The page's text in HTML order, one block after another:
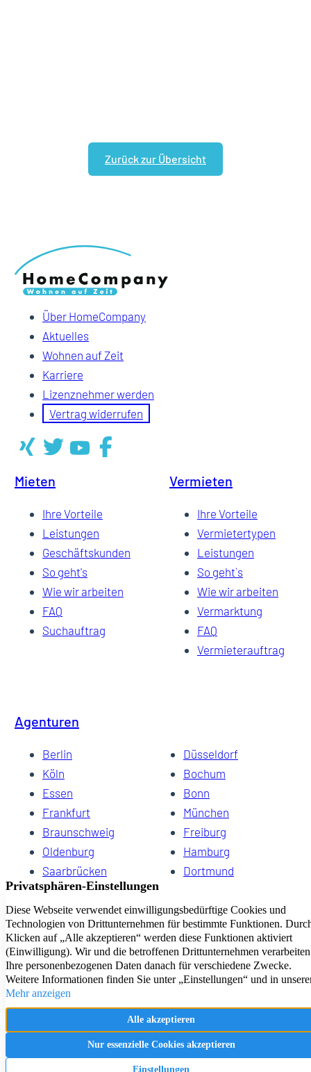
Zurück zur Übersicht
Über HomeCompany
Aktuelles
Wohnen auf Zeit
Karriere
Lizenznehmer werden
Vertrag widerrufen
Mieten
Ihre Vorteile
Leistungen
Geschäftskunden
So geht's
Wie wir arbeiten
FAQ
Suchauftrag
Vermieten
Ihre Vorteile
Vermietertypen
Leistungen
So geht`s
Wie wir arbeiten
Vermarktung
FAQ
Vermieterauftrag
Agenturen
Berlin
Düsseldorf
Köln
Bochum
Essen
Bonn
Frankfurt
München
Braunschweig
Freiburg
Oldenburg
Hamburg
Saarbrücken
Dortmund
Hannover
Dresden
Kiel
Wuppertal
Bremen
HomeCompany eG Ihre Agenturen für Wohnen auf Zeit
Impressum Datenschutz Kontakt